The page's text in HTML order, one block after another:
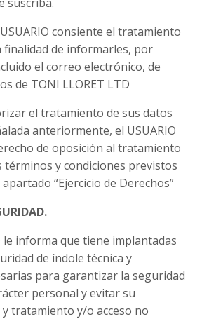
consiente el tratamiento
finalidad de informarles, por
el correo electrónico, de
de TONI LLORET LTD
el tratamiento de sus datos
anteriormente, el USUARIO
de oposición al tratamiento
términos y condiciones previstos
“Ejercicio de Derechos”
le informa que tiene implantadas
de índole técnica y
para garantizar la seguridad
personal y evitar su
tratamiento y/o acceso no